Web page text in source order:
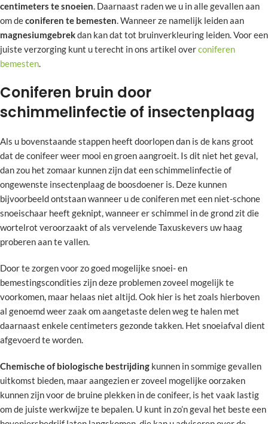
centimeters te snoeien. Daarnaast raden we u in alle gevallen aan
om deconiferen te bemesten. Wanneer ze namelijk leiden aan
magnesiumgebrekdan kan dat tot bruinverkleuring leiden. Voor een
juiste verzorging kunt u terecht in ons artikel overconiferen
bemesten.
Coniferen bruin door
schimmelinfectie of insectenplaag
Als u bovenstaande stappen heeft doorlopen dan is de kans groot
dat de conifeer weer mooi en groen aangroeit. Is dit niet het geval,
dan zou het zomaar kunnen zijn dat een schimmelinfectie of
ongewenste insectenplaag de boosdoener is. Deze kunnen
bijvoorbeeld ontstaan wanneer u de coniferen met een niet-schone
snoeischaar heeft geknipt, wanneer er schimmel in de grond zit die
wortelrot veroorzaakt of als vervelende Taxuskevers uw haag
proberen aan te vallen.
Door te zorgen voor zo goed mogelijke snoei- en
bemestingscondities zijn deze problemen zoveel mogelijk te
voorkomen, maar helaas niet altijd. Ook hier is het zoals hierboven
al genoemd weer zaak om aangetaste delen weg te halen met
daarnaast enkele centimeters gezonde takken. Het snoeiafval dient
afgevoerd te worden.
Chemische of biologische bestrijding kunnen in sommige gevallen
uitkomst bieden, maar aangezien er zoveel mogelijke oorzaken
kunnen zijn voor de bruine plekken in de conifeer, is het vaak lastig
om de juiste werkwijze te bepalen. U kunt in zo’n geval het beste een